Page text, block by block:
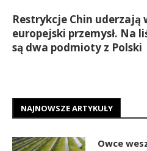
Restrykcje Chin uderzają
europejski przemysł. Na
są dwa podmioty z Polski
NAJNOWSZE ARTYKUŁY
Owce